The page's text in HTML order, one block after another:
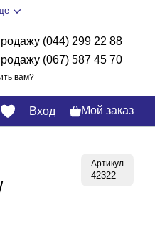
(044) 299 22 88
(067) 587 45 70
вам?
Вход Мой заказ
Артикул
42322